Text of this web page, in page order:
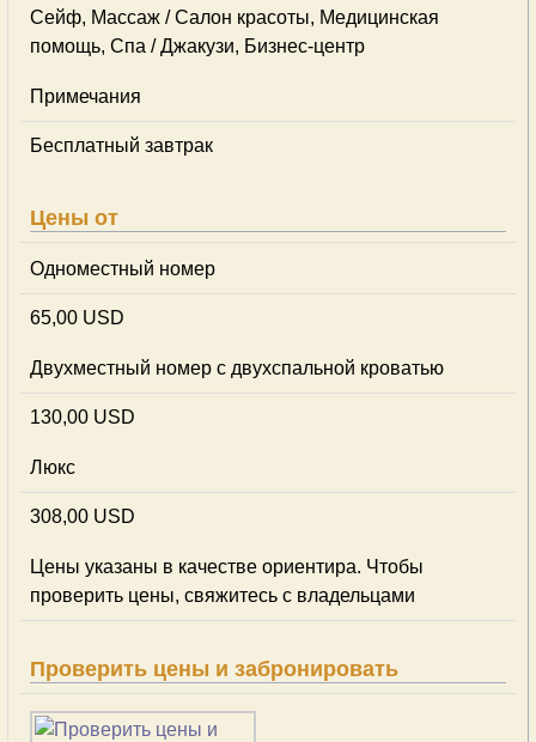
Сейф, Массаж / Салон красоты, Медицинская
помощь, Спа / Джакузи, Бизнес-центр
Примечания
Бесплатный завтрак
Цены от
Одноместный номер
65,00 USD
Двухместный номер с двухспальной кроватью
130,00 USD
Люкс
308,00 USD
Цены указаны в качестве ориентира. Чтобы
проверить цены, свяжитесь с владельцами
Проверить цены и забронировать